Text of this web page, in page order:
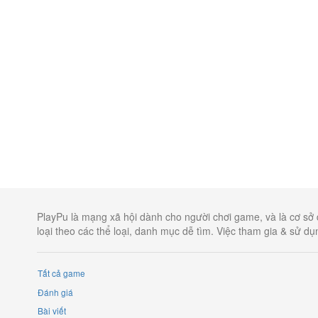
PlayPu là mạng xã hội dành cho người chơi game, và là cơ
loại theo các thể loại, danh mục dễ tìm. Việc tham gia & sử
Tất cả game
Đánh giá
Bài viết